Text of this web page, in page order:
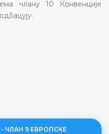
члану 10 Конвенције
- ЧЛАН 9 ЕВРОПСКЕ